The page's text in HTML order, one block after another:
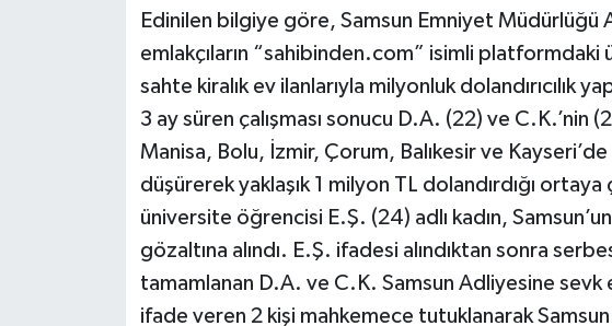
Edinilen bilgiye göre, Samsun Emniyet Müdürlüğü
emlakçıların “sahibinden.com” isimli platformdaki
sahte kiralık ev ilanlarıyla milyonluk dolandırıcılık
3 ay süren çalışması sonucu D.A. (22) ve C.K.’nin
Manisa, Bolu, İzmir, Çorum, Balıkesir ve
düşürerek yaklaşık 1 milyon TL dolandırdığı
üniversite öğrencisi E.Ş. (24) adlı kadın,
gözaltına alındı. E.Ş. ifadesi alındıktan sonra
tamamlanan D.A. ve C.K. Samsun Adliyesine
ifade veren 2 kişi mahkemece tutuklanarak Samsun